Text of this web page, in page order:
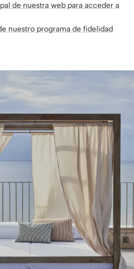
de nuestra web para acceder a
nuestro programa de fidelidad